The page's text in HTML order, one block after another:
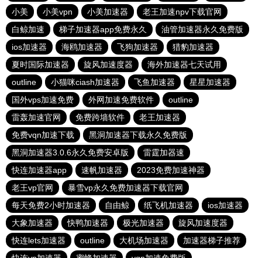
小美
小美vpn 小美加速器
老王加速npv下载官网
白鲸加速
梯子加速器app免费永久
油管加速器永久免费版
ios加速器
海鸥加速器 飞狗加速器
猎豹加速器
夏时国际加速器
旋风加速度器
海外加速器七天试用
outline
小猫咪ciash加速器 飞鱼加速器
星星加速器
国外vps加速免费
外网加速免费软件
outline
雷轰加速官网
免费跨墙软件
老王加速器
免费vqn加速下载
黑洞加速器下载永久免费版
黑洞加速器3.0.6永久免费安卓版
雷霆加器速
快连加速器app
速帆加速器
2023免费加速神器
老王vp官网
暴雪vp永久免费加速器下载官网
每天免费2小时加速器
自由鲸 纸飞机加速器
ios加速器
大象加速器
快鸭加速器 极光加速器
旋风加速度器
快连lets加速器
outline 大机场加速器
加速器梯子推荐